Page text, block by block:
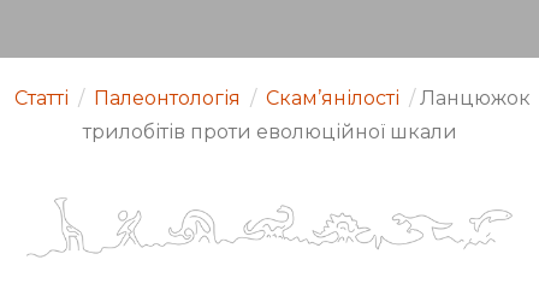
Статті / Палеонтологія / Скам’янілості / Ланцюжок
трилобітів проти еволюційної шкали